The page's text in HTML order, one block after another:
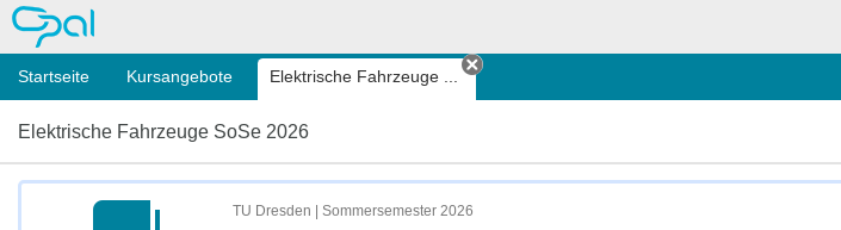
OPAL
Startseite Kursangebote Elektrische Fahrzeuge ...
Tab schließen
Elektrische Fahrzeuge SoSe 2026
TU Dresden | Sommersemester 2026